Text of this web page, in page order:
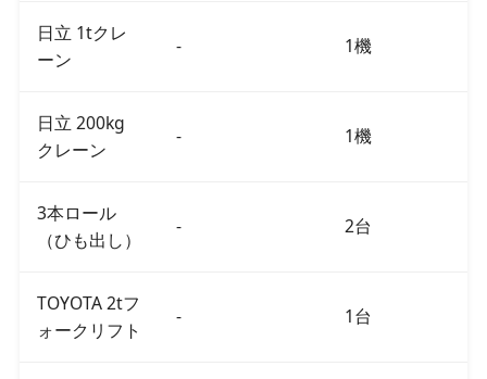
日立 1tクレ
ーン
- 1機
日立 200kg
クレーン
- 1機
3本ロール
（ひも出し）
- 2台
TOYOTA 2tフ
ォークリフト
- 1台